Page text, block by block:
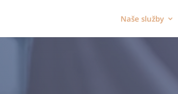
Naše služby